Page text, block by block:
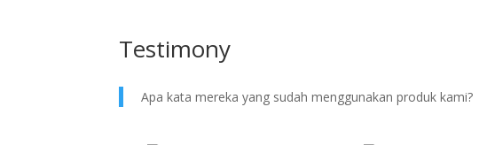
Testimony
Apa kata mereka yang sudah menggunakan produk kami?